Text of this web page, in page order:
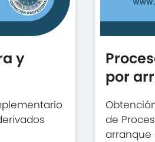
y
por
de
arranque